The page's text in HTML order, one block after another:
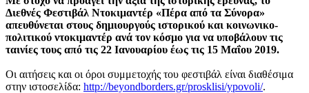
Διεθνές Φεστιβάλ Ντοκιμαντέρ «Πέρα από τα Σύνορα»
απευθύνεται στους δημιουργούς ιστορικού και κοινωνικο-
πολιτικού ντοκιμαντέρ ανά τον κόσμο για να υποβάλουν τις
ταινίες τους από τις 22 Ιανουαρίου έως τις 15 Μαΐου 2019.
Οι αιτήσεις και οι όροι συμμετοχής του φεστιβάλ είναι διαθέσιμα
στην ιστοσελίδα: http://beyondborders.gr/prosklisi/ypovoli/.